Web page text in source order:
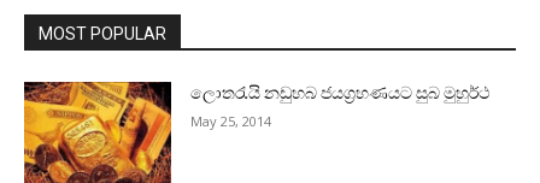
MOST POPULAR
ලොතරැයි නඩුහබ ජයග්‍රහණයට සුබ මුහුර්ථ
May 25, 2014